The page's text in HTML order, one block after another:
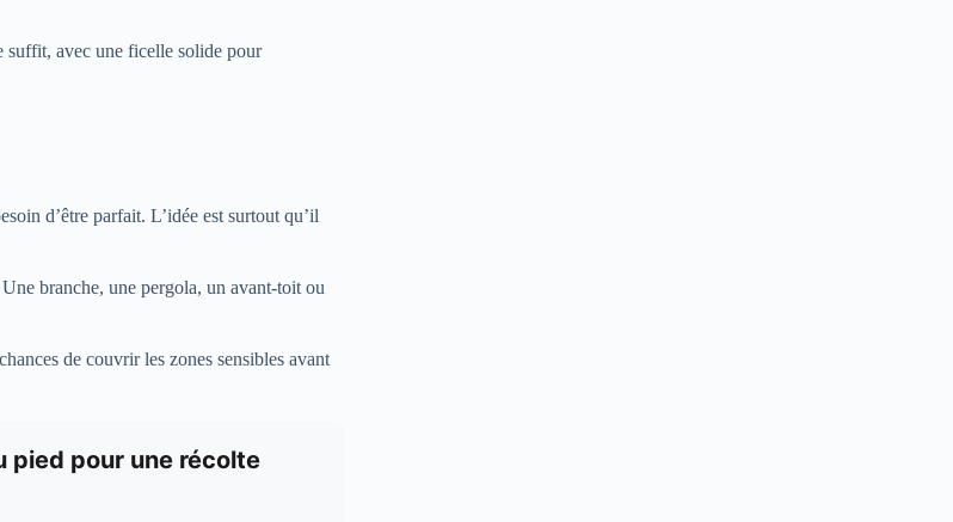
suffit, avec une ficelle solide pour
d’être parfait. L’idée est surtout qu’il
branche, une pergola, un avant-toit ou
de couvrir les zones sensibles avant
pied pour une récolte